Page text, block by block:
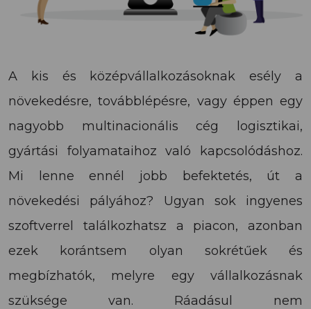
A kis és középvállalkozásoknak esély a
növekedésre, továbblépésre, vagy éppen egy
nagyobb multinacionális cég logisztikai,
gyártási folyamataihoz való kapcsolódáshoz.
Mi lenne ennél jobb befektetés, út a
növekedési pályához? Ugyan sok ingyenes
szoftverrel találkozhatsz a piacon, azonban
ezek korántsem olyan sokrétűek és
megbízhatók, melyre egy vállalkozásnak
szüksége van. Ráadásul nem